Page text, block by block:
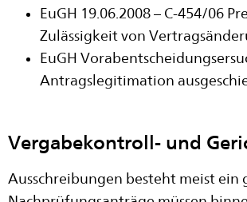
EuGH 19.06.2008 – C-454/06
Zulässigkeit von
EuGH
Antragslegitimation
Vergabekontroll- und
Ausschreibungen besteht meist